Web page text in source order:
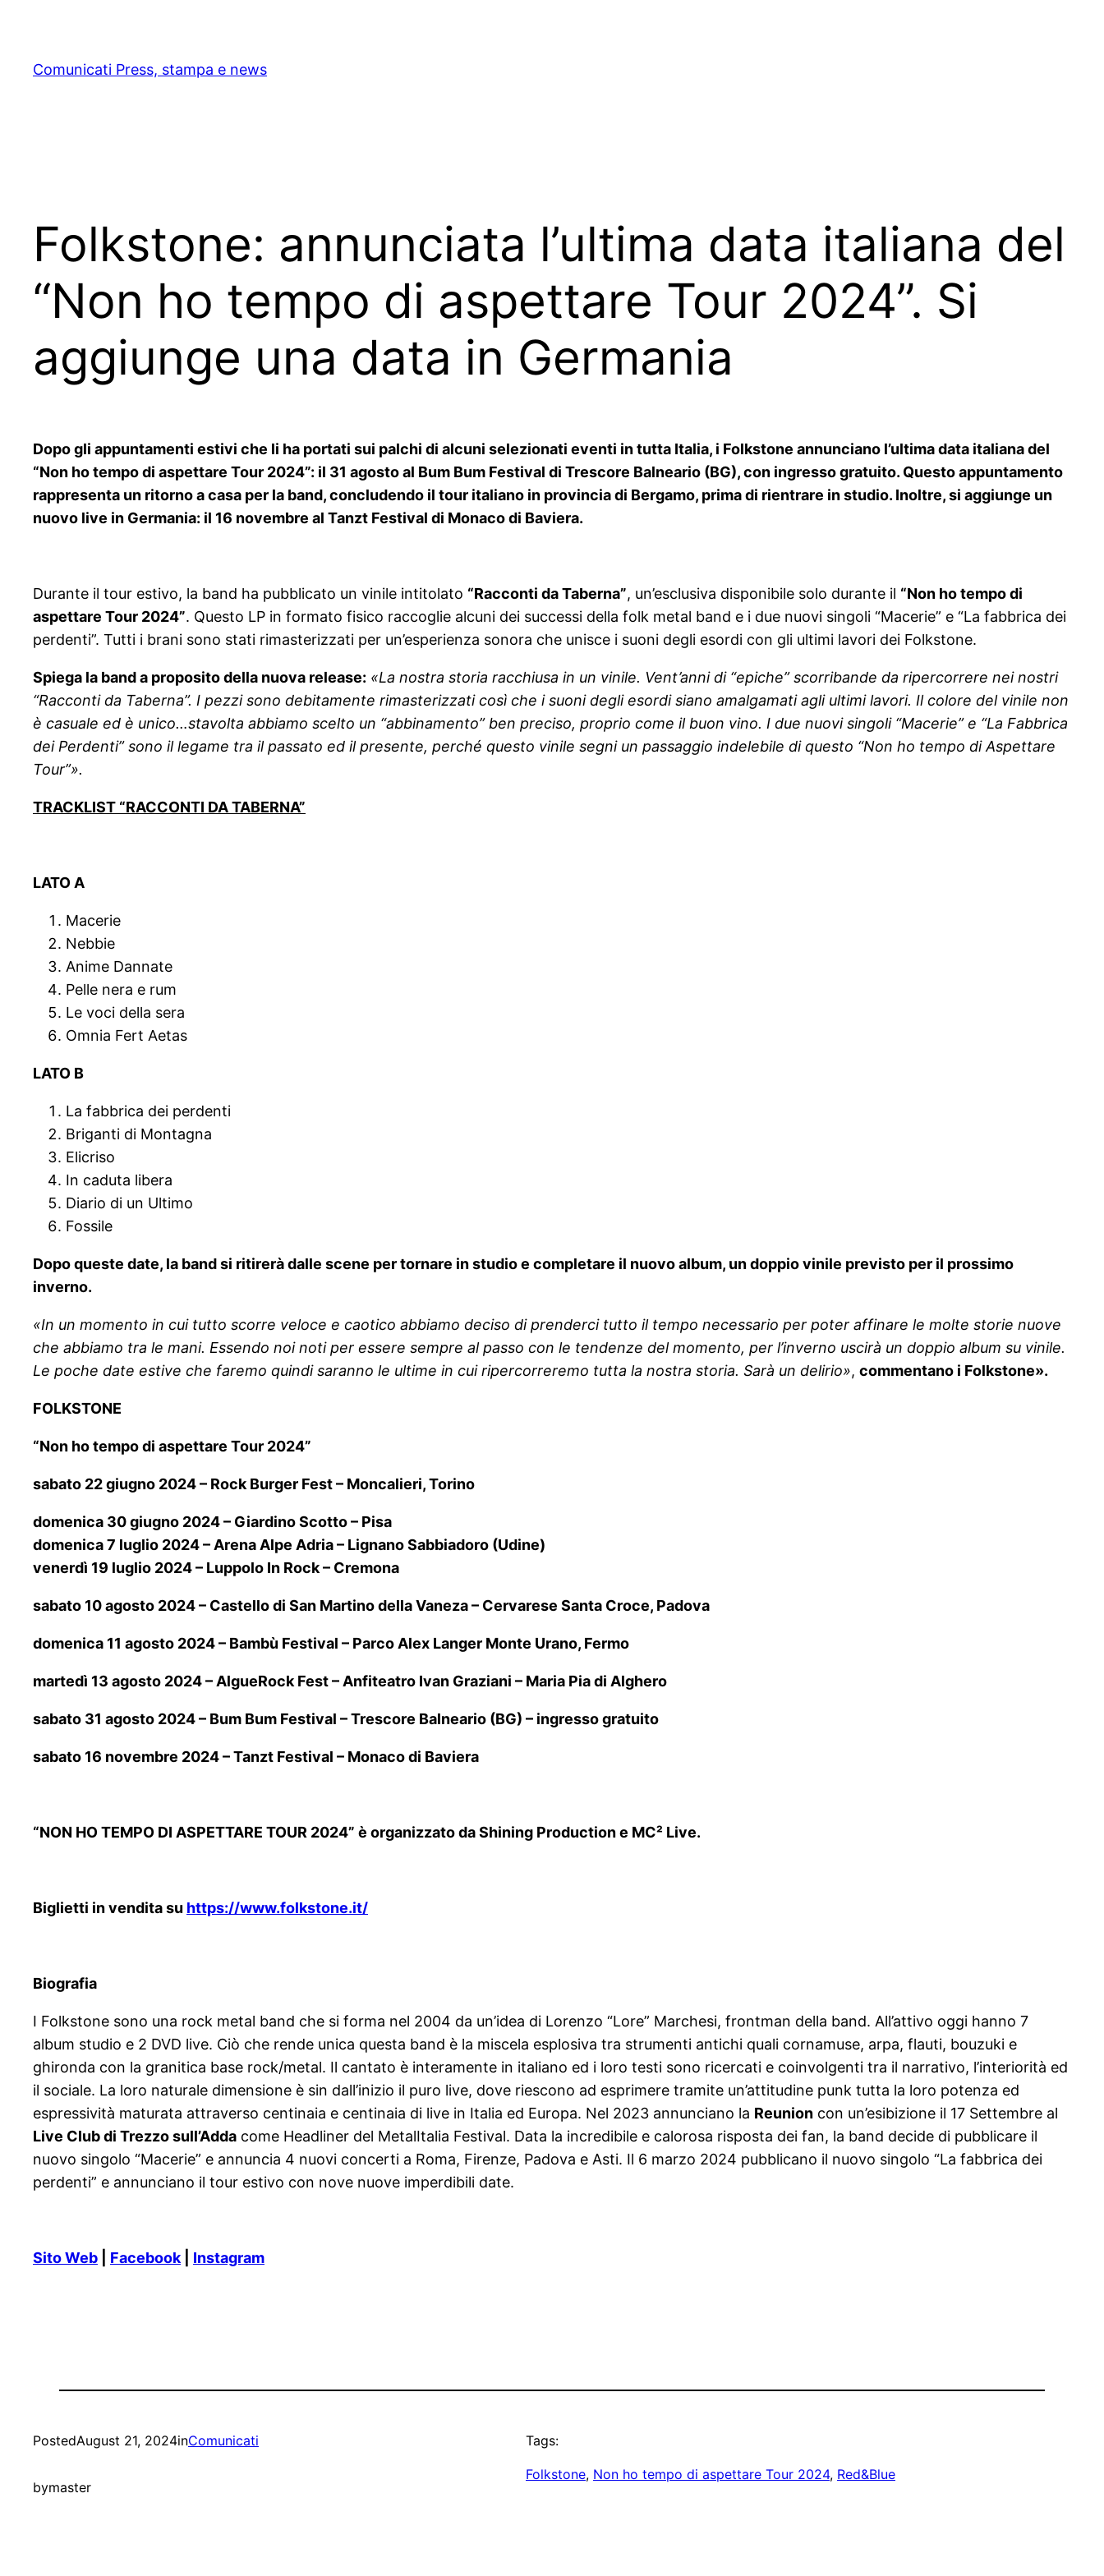
content
Comunicati Press, stampa e news
Folkstone: annunciata l’ultima data italiana del
“Non ho tempo di aspettare Tour 2024”. Si
aggiunge una data in Germania
Dopo gli appuntamenti estivi che li ha portati sui palchi di alcuni selezionati eventi in tutta Italia, i Folkstone annunciano l’ultima data italiana del
“Non ho tempo di aspettare Tour 2024”: il 31 agosto al Bum Bum Festival di Trescore Balneario (BG), con ingresso gratuito. Questo appuntamento
rappresenta un ritorno a casa per la band, concludendo il tour italiano in provincia di Bergamo, prima di rientrare in studio. Inoltre, si aggiunge un
nuovo live in Germania: il 16 novembre al Tanzt Festival di Monaco di Baviera.
Durante il tour estivo, la band ha pubblicato un vinile intitolato “Racconti da Taberna”, un’esclusiva disponibile solo durante il “Non ho tempo di
aspettare Tour 2024”. Questo LP in formato fisico raccoglie alcuni dei successi della folk metal band e i due nuovi singoli “Macerie” e “La fabbrica dei
perdenti”. Tutti i brani sono stati rimasterizzati per un’esperienza sonora che unisce i suoni degli esordi con gli ultimi lavori dei Folkstone.
Spiega la band a proposito della nuova release: «La nostra storia racchiusa in un vinile. Vent’anni di “epiche” scorribande da ripercorrere nei nostri
“Racconti da Taberna”. I pezzi sono debitamente rimasterizzati così che i suoni degli esordi siano amalgamati agli ultimi lavori. Il colore del vinile non
è casuale ed è unico…stavolta abbiamo scelto un “abbinamento” ben preciso, proprio come il buon vino. I due nuovi singoli “Macerie” e “La Fabbrica
dei Perdenti” sono il legame tra il passato ed il presente, perché questo vinile segni un passaggio indelebile di questo “Non ho tempo di Aspettare
Tour”».
TRACKLIST “RACCONTI DA TABERNA”
LATO A
Macerie
Nebbie
Anime Dannate
Pelle nera e rum
Le voci della sera
Omnia Fert Aetas
LATO B
La fabbrica dei perdenti
Briganti di Montagna
Elicriso
In caduta libera
Diario di un Ultimo
Fossile
Dopo queste date, la band si ritirerà dalle scene per tornare in studio e completare il nuovo album, un doppio vinile previsto per il prossimo
inverno.
«In un momento in cui tutto scorre veloce e caotico abbiamo deciso di prenderci tutto il tempo necessario per poter affinare le molte storie nuove
che abbiamo tra le mani. Essendo noi noti per essere sempre al passo con le tendenze del momento, per l’inverno uscirà un doppio album su vinile.
Le poche date estive che faremo quindi saranno le ultime in cui ripercorreremo tutta la nostra storia. Sarà un delirio», commentano i Folkstone».
FOLKSTONE
“Non ho tempo di aspettare Tour 2024”
sabato 22 giugno 2024 – Rock Burger Fest – Moncalieri, Torino
domenica 30 giugno 2024 – Giardino Scotto – Pisa
domenica 7 luglio 2024 – Arena Alpe Adria – Lignano Sabbiadoro (Udine)
venerdì 19 luglio 2024 – Luppolo In Rock – Cremona
sabato 10 agosto 2024 – Castello di San Martino della Vaneza – Cervarese Santa Croce, Padova
domenica 11 agosto 2024 – Bambù Festival – Parco Alex Langer Monte Urano, Fermo
martedì 13 agosto 2024 – AlgueRock Fest – Anfiteatro Ivan Graziani – Maria Pia di Alghero
sabato 31 agosto 2024 – Bum Bum Festival – Trescore Balneario (BG) – ingresso gratuito
sabato 16 novembre 2024 – Tanzt Festival – Monaco di Baviera
“NON HO TEMPO DI ASPETTARE TOUR 2024” è organizzato da Shining Production e MC² Live.
Biglietti in vendita su https://www.folkstone.it/
Biografia
I Folkstone sono una rock metal band che si forma nel 2004 da un’idea di Lorenzo “Lore” Marchesi, frontman della band. All’attivo oggi hanno 7
album studio e 2 DVD live. Ciò che rende unica questa band è la miscela esplosiva tra strumenti antichi quali cornamuse, arpa, flauti, bouzuki e
ghironda con la granitica base rock/metal. Il cantato è interamente in italiano ed i loro testi sono ricercati e coinvolgenti tra il narrativo, l’interiorità ed
il sociale. La loro naturale dimensione è sin dall’inizio il puro live, dove riescono ad esprimere tramite un’attitudine punk tutta la loro potenza ed
espressività maturata attraverso centinaia e centinaia di live in Italia ed Europa. Nel 2023 annunciano la Reunion con un’esibizione il 17 Settembre al
Live Club di Trezzo sull’Adda come Headliner del MetalItalia Festival. Data la incredibile e calorosa risposta dei fan, la band decide di pubblicare il
nuovo singolo “Macerie” e annuncia 4 nuovi concerti a Roma, Firenze, Padova e Asti. Il 6 marzo 2024 pubblicano il nuovo singolo “La fabbrica dei
perdenti” e annunciano il tour estivo con nove nuove imperdibili date.
Sito Web Facebook| Instagram
PostedAugust 21, 2024inComunicati
bymaster
Tags:
Folkstone, Non ho tempo di aspettare Tour 2024, Red&Blue